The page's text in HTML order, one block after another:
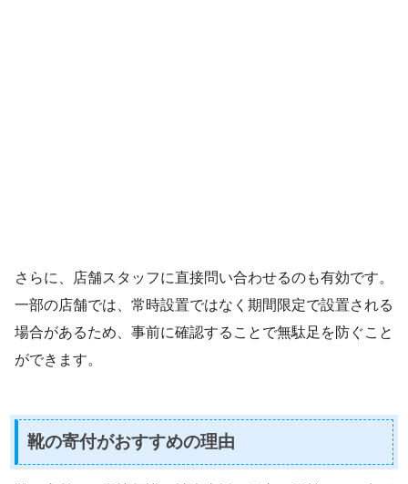
さらに、店舗スタッフに直接問い合わせるのも有効です。
一部の店舗では、常時設置ではなく期間限定で設置される
場合があるため、事前に確認することで無駄足を防ぐこと
ができます。
靴の寄付がおすすめの理由